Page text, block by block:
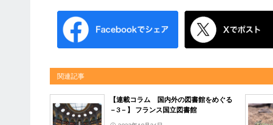
関連記事
【連載コラム 国内外の図書館をめぐる
－3－】 フランス国立図書館